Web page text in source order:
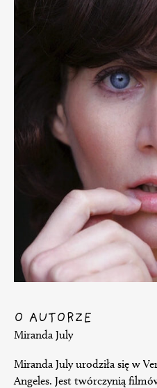
O AUTORZE
Miranda July
Miranda July urodziła się w
Angeles. Jest twórczynią